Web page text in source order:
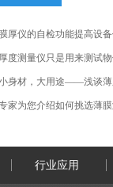
膜厚仪的自检功能提高设
厚度测量仪只是用来测试
身材，大用途——浅谈薄
家为您介绍如何挑选薄
行业应用